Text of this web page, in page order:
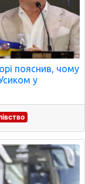
пояснив, чому
у